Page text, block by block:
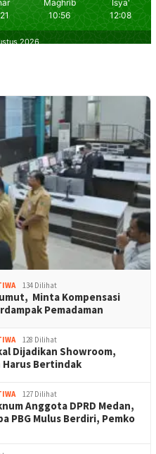
134 Dilihat
Minta Kompensasi
Pemadaman
128 Dilihat
Dijadikan Showroom,
Harus Bertindak
127 Dilihat
Anggota DPRD Medan,
PBG Mulus Berdiri, Pemko